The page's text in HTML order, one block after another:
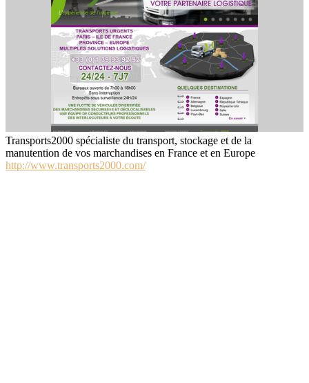
Transports2000 spécialiste du transport, stockage et de la
manutention de vos marchandises en France et en Europe
http://www.transports2000.com/